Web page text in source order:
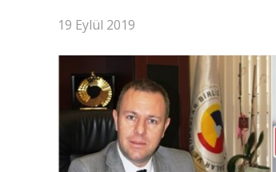
19 Eylül 2019